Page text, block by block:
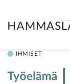
IHMISET
Työelämä